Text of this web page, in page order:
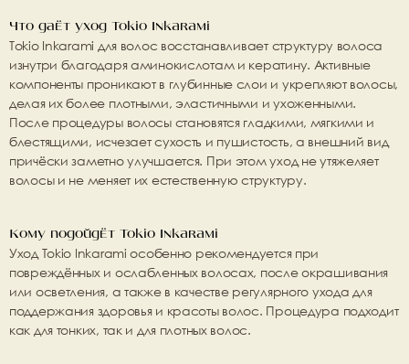
Что даёт уход Tokio Inkarami
Tokio Inkarami для волос восстанавливает структуру волоса
изнутри благодаря аминокислотам и кератину. Активные
компоненты проникают в глубинные слои и укрепляют волосы,
делая их более плотными, эластичными и ухоженными.
После процедуры волосы становятся гладкими, мягкими и
блестящими, исчезает сухость и пушистость, а внешний вид
причёски заметно улучшается. При этом уход не утяжеляет
волосы и не меняет их естественную структуру.
Кому подойдёт Tokio Inkarami
Уход Tokio Inkarami особенно рекомендуется при
повреждённых и ослабленных волосах, после окрашивания
или осветления, а также в качестве регулярного ухода для
поддержания здоровья и красоты волос. Процедура подходит
как для тонких, так и для плотных волос.